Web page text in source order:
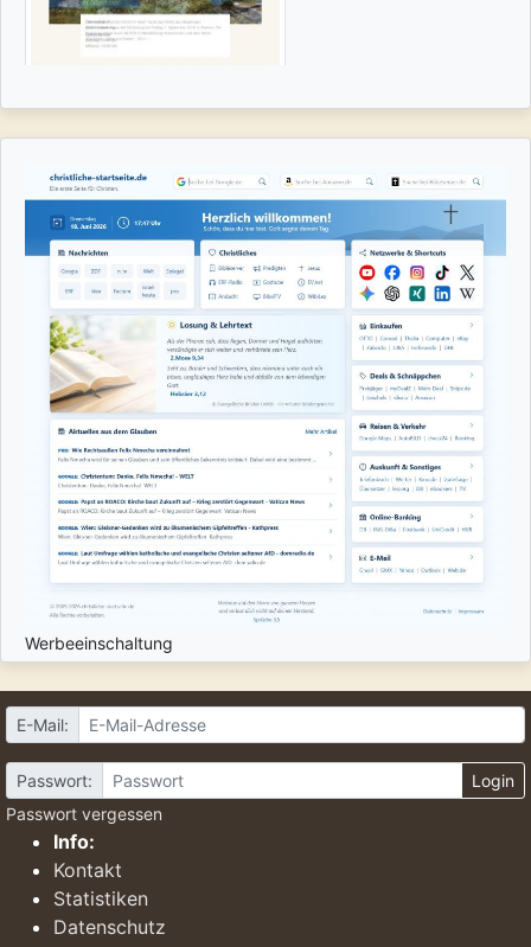
Werbeeinschaltung
E-Mail:
Passwort:
Login
Passwort vergessen
Info:
Kontakt
Statistiken
Datenschutz